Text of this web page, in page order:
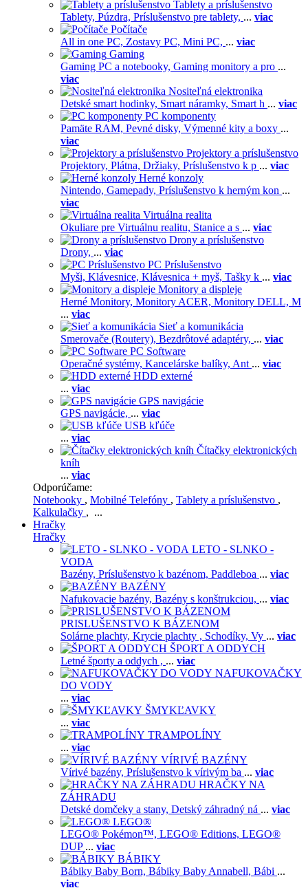
Tablety a príslušenstvo
Tablety, Púzdra, Príslušenstvo pre tablety, ... viac
Počítače
All in one PC, Zostavy PC, Mini PC, ... viac
Gaming
Gaming PC a notebooky, Gaming monitory a pro ...
viac
Nositeľná elektronika
Detské smart hodinky, Smart náramky, Smart h ... viac
PC komponenty
Pamäte RAM, Pevné disky, Výmenné kity a boxy ...
viac
Projektory a príslušenstvo
Projektory, Plátna, Držiaky, Príslušenstvo k p ... viac
Herné konzoly
Nintendo, Gamepady, Príslušenstvo k herným kon ...
viac
Virtuálna realita
Okuliare pre Virtuálnu realitu, Stanice a s ... viac
Drony a príslušenstvo
Drony, ... viac
PC Príslušenstvo
Myši, Klávesnice, Klávesnica + myš, Tašky k ... viac
Monitory a displeje
Herné Monitory, Monitory ACER, Monitory DELL, M
... viac
Sieť a komunikácia
Smerovače (Routery), Bezdrôtové adaptéry, ... viac
PC Software
Operačné systémy, Kancelárske balíky, Ant ... viac
HDD externé
... viac
GPS navigácie
GPS navigácie, ... viac
USB kľúče
... viac
Čítačky elektronických
kníh
... viac
Odporúčame:
Notebooky , Mobilné Telefóny , Tablety a príslušenstvo ,
Kalkulačky , ...
Hračky
Hračky
LETO - SLNKO -
VODA
Bazény, Príslušenstvo k bazénom, Paddleboa ... viac
BAZÉNY
Nafukovacie bazény, Bazény s konštrukciou, ... viac
PRISLUŠENSTVO K BÁZENOM
Solárne plachty, Krycie plachty , Schodíky, Vy ... viac
ŠPORT A ODDYCH
Letné športy a oddych , ... viac
NAFUKOVAČKY
DO VODY
... viac
ŠMYKĽAVKY
... viac
TRAMPOLÍNY
... viac
VÍRIVÉ BAZÉNY
Vírivé bazény, Príslušenstvo k vírivým ba ... viac
HRAČKY NA
ZÁHRADU
Detské domčeky a stany, Detský záhradný ná ... viac
LEGO®
LEGO® Pokémon™, LEGO® Editions, LEGO®
DUP ... viac
BÁBIKY
Bábiky Baby Born, Bábiky Baby Annabell, Bábi ...
viac